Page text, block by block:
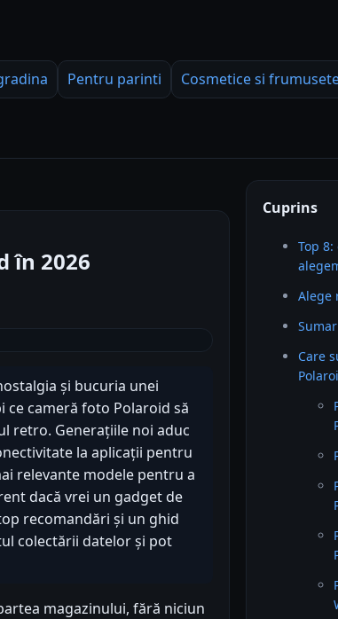
Pentru parinti Cosmetice si
în 2026
și bucuria unei
cameră foto Polaroid să
retro. Generațiile noi aduc
la aplicații pentru
relevante modele pentru a
dacă vrei un gadget de
recomandări și un ghid
colectării datelor și pot
magazinului, fără niciun
Cuprins
Top
Alege
Sumar
Care